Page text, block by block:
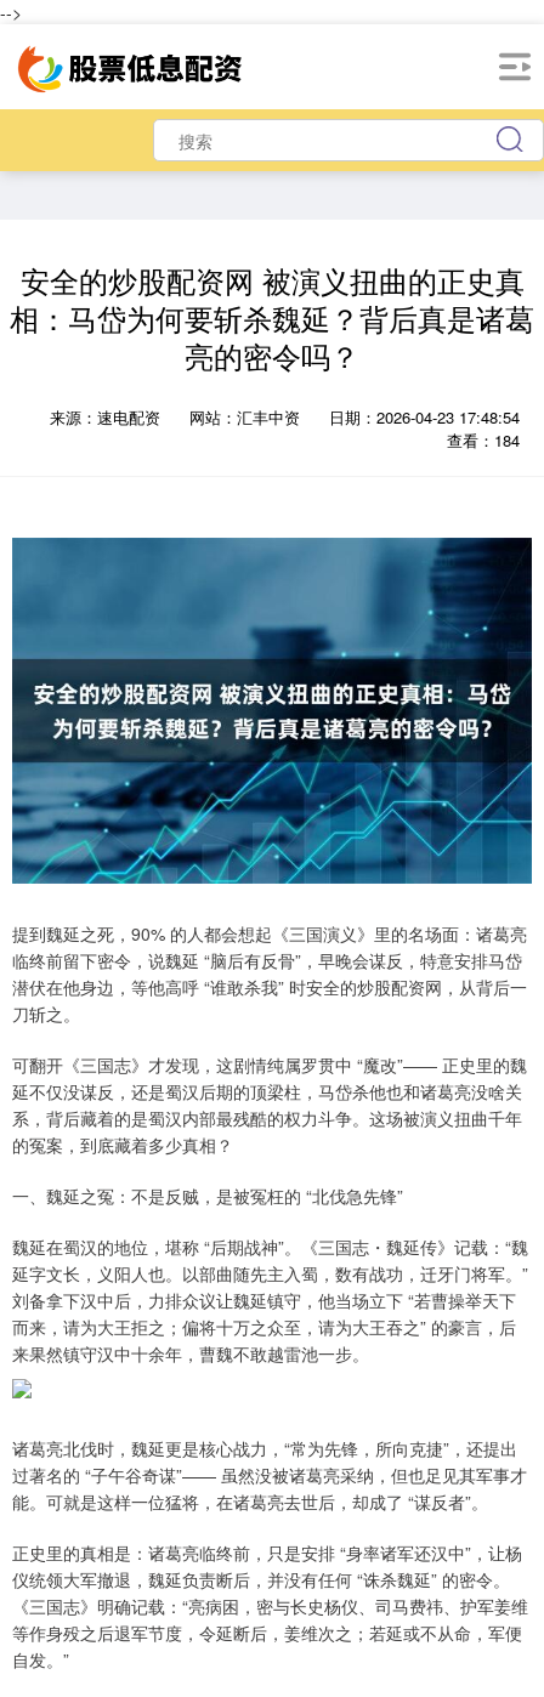
-->
安全的炒股配资网 被演义扭曲的正史真
相：马岱为何要斩杀魏延？背后真是诸葛
亮的密令吗？
来源：速电配资 网站：汇丰中资
日期：2026-04-23 17:48:54
查看：184
提到魏延之死，90% 的人都会想起《三国演义》里的名场面：诸葛亮
临终前留下密令，说魏延 “脑后有反骨”，早晚会谋反，特意安排马岱
潜伏在他身边，等他高呼 “谁敢杀我” 时安全的炒股配资网，从背后一
刀斩之。
可翻开《三国志》才发现，这剧情纯属罗贯中 “魔改”—— 正史里的魏
延不仅没谋反，还是蜀汉后期的顶梁柱，马岱杀他也和诸葛亮没啥关
系，背后藏着的是蜀汉内部最残酷的权力斗争。这场被演义扭曲千年
的冤案，到底藏着多少真相？
一、魏延之冤：不是反贼，是被冤枉的 “北伐急先锋”
魏延在蜀汉的地位，堪称 “后期战神”。《三国志・魏延传》记载：“魏
延字文长，义阳人也。以部曲随先主入蜀，数有战功，迁牙门将军。”
刘备拿下汉中后，力排众议让魏延镇守，他当场立下 “若曹操举天下
而来，请为大王拒之；偏将十万之众至，请为大王吞之” 的豪言，后
来果然镇守汉中十余年，曹魏不敢越雷池一步。
诸葛亮北伐时，魏延更是核心战力，“常为先锋，所向克捷”，还提出
过著名的 “子午谷奇谋”—— 虽然没被诸葛亮采纳，但也足见其军事才
能。可就是这样一位猛将，在诸葛亮去世后，却成了 “谋反者”。
正史里的真相是：诸葛亮临终前，只是安排 “身率诸军还汉中”，让杨
仪统领大军撤退，魏延负责断后，并没有任何 “诛杀魏延” 的密令。
《三国志》明确记载：“亮病困，密与长史杨仪、司马费祎、护军姜维
等作身殁之后退军节度，令延断后，姜维次之；若延或不从命，军便
自发。”